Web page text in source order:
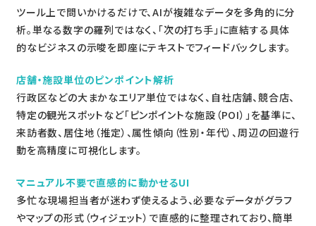
ツール上で問いかけるだけで、AIが複雑なデータを多角的に分
析。単なる数字の羅列ではなく、「次の打ち手」に直結する具体
的なビジネスの示唆を即座にテキストでフィードバックします。
店舗・施設単位のピンポイント解析
行政区などの大まかなエリア単位ではなく、自社店舗、競合店、
特定の観光スポットなど「ピンポイントな施設（POI）」を基準に、
来訪者数、居住地（推定）、属性傾向（性別・年代）、周辺の回遊行
動を高精度に可視化します。
マニュアル不要で直感的に動かせるUI
多忙な現場担当者が迷わず使えるよう、必要なデータがグラフ
やマップの形式（ウィジェット）で直感的に整理されており、簡単